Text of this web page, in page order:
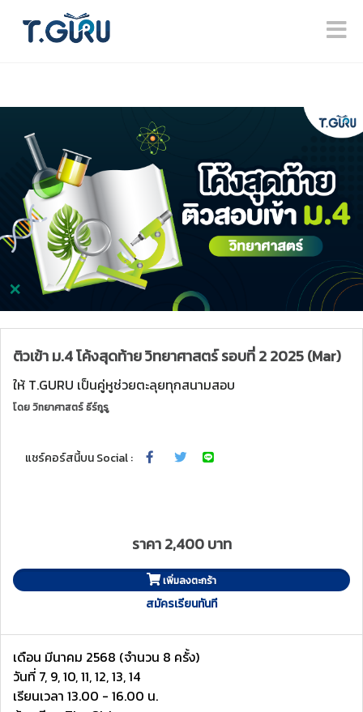
ติวเข้า ม.4 โค้งสุดท้าย วิทยาศาสตร์ รอบที่ 2 2025 (Mar)
ให้ T.GURU เป็นคู่หูช่วยตะลุยทุกสนามสอบ
โดยวิทยาศาสตร์ ธีร์กูรู
แชร์คอร์สนี้บน Social :
ราคา 2,400 บาท
เพิ่มลงตะกร้า
สมัครเรียนทันที
เดือน มีนาคม 2568 (จำนวน 8 ครั้ง)
วันที่ 7, 9, 10, 11, 12, 13, 14
เรียนเวลา 13.00 - 16.00 น.